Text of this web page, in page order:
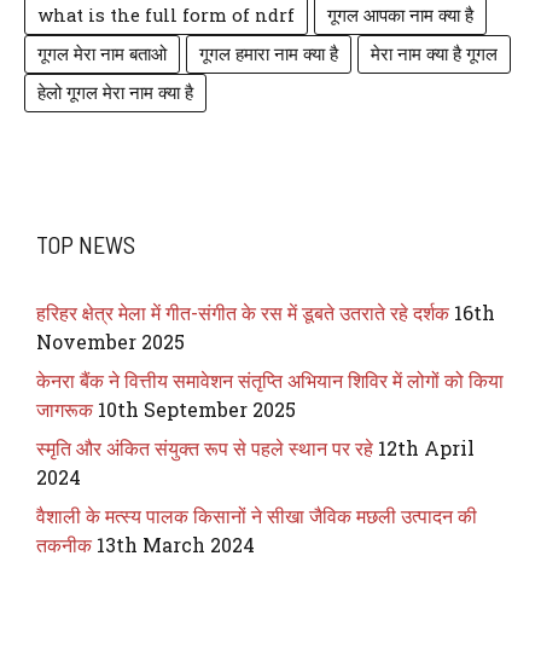
what is the full form of ndrf
गूगल आपका नाम क्या है
गूगल मेरा नाम बताओ
गूगल हमारा नाम क्या है
मेरा नाम क्या है गूगल
हेलो गूगल मेरा नाम क्या है
TOP NEWS
हरिहर क्षेत्र मेला में गीत-संगीत के रस में डूबते उतराते रहे दर्शक 16th
November 2025
केनरा बैंक ने वित्तीय समावेशन संतृप्ति अभियान शिविर में लोगों को किया
जागरूक 10th September 2025
स्मृति और अंकित संयुक्त रूप से पहले स्थान पर रहे 12th April
2024
वैशाली के मत्स्य पालक किसानों ने सीखा जैविक मछली उत्पादन की
तकनीक 13th March 2024